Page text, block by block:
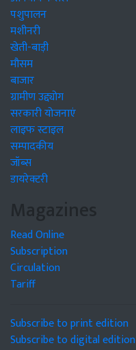
पशुपालन
मशीनरी
खेती-बाड़ी
मौसम
बाजार
ग्रामीण उद्द्योग
सरकारी योजनाएं
लाइफ स्टाइल
सम्पादकीय
जॉब्स
डायरेक्टरी
Magazines
Read Online
Subscription
Circulation
Tariff
Subscribe to print edition
Subscribe to digital edition